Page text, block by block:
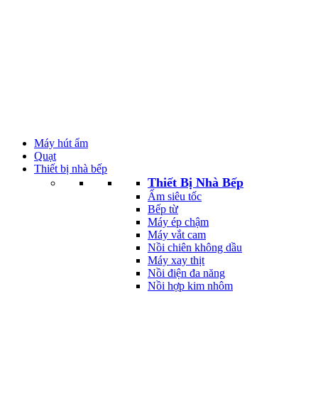
Máy hút ẩm
Quạt
Thiết bị nhà bếp
Thiết Bị Nhà Bếp
Ấm siêu tốc
Bếp từ
Máy ép chậm
Máy vắt cam
Nồi chiên không dầu
Máy xay thịt
Nồi điện đa năng
Nồi hợp kim nhôm